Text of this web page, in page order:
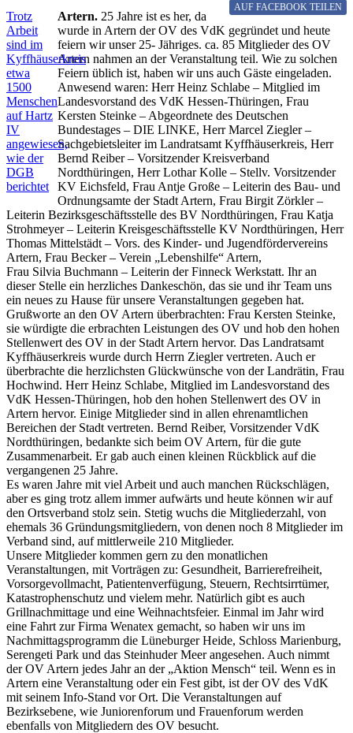
Trotz
Arbeit
sind im
Kyffhäuserkreis
etwa
1500
Menschen
auf Hartz
IV
angewiesen,
wie der
DGB
berichtet
AUF FACEBOOK TEILEN
Artern. 25 Jahre ist es her, da
wurde in Artern der OV des VdK gegründet und heute
feiern wir unser 25- Jähriges. ca. 85 Mitglieder des OV
Artern nahmen an der Veranstaltung teil. Wie zu solchen
Feiern üblich ist, haben wir uns auch Gäste eingeladen.
Anwesend waren: Herr Heinz Schlabe – Mitglied im
Landesvorstand des VdK Hessen-Thüringen, Frau
Kersten Steinke – Abgeordnete des Deutschen
Bundestages – DIE LINKE, Herr Marcel Ziegler –
Sachgebietsleiter im Landratsamt Kyffhäuserkreis, Herr
Bernd Reiber – Vorsitzender Kreisverband
Nordthüringen, Herr Lothar Kolle – Stellv. Vorsitzender
KV Eichsfeld, Frau Antje Große – Leiterin des Bau- und
Ordnungsamte der Stadt Artern, Frau Birgit Zörkler –
Leiterin Bezirksgeschäftsstelle des BV Nordthüringen, Frau Katja
Strohmeyer – Leiterin Kreisgeschäftsstelle KV Nordthüringen, Herr
Thomas Mittelstädt – Vors. des Kinder- und Jugendfördervereins
Artern, Frau Becker – Verein „Lebenshilfe“ Artern,
Frau Silvia Buchmann – Leiterin der Finneck Werkstatt. Ihr an
dieser Stelle ein herzliches Dankeschön, das sie und ihr Team uns
ein neues zu Hause für unsere Veranstaltungen gegeben hat.
Grußworte an den OV Artern überbrachten: Frau Kersten Steinke,
sie würdigte die erbrachten Leistungen des OV und hob den hohen
Stellenwert des OV in der Stadt Artern hervor. Das Landratsamt
Kyffhäuserkreis wurde durch Herrn Ziegler vertreten. Auch er
überbrachte die herzlichsten Glückwünsche von der Landrätin, Frau
Hochwind. Herr Heinz Schlabe, Mitglied im Landesvorstand des
VdK Hessen-Thüringen, hob den hohen Stellenwert des OV in
Artern hervor. Einige Mitglieder sind in allen ehrenamtlichen
Bereichen der Stadt vertreten. Bernd Reiber, Vorsitzender VdK
Nordthüringen, bedankte sich beim OV Artern, für die gute
Zusammenarbeit. Er gab auch einen kleinen Rückblick auf die
vergangenen 25 Jahre.
Es waren Jahre mit viel Arbeit und auch manchen Rückschlägen,
aber es ging trotz allem immer aufwärts und heute können wir auf
den Ortsverband stolz sein. Stetig wuchs die Mitgliederzahl, von
ehemals 36 Gründungsmitgliedern, von denen noch 8 Mitglieder im
Verband sind, auf mittlerweile 210 Mitglieder.
Unsere Mitglieder kommen gern zu den monatlichen
Veranstaltungen, mit Vorträgen zu: Gesundheit, Barrierefreiheit,
Vorsorgevollmacht, Patientenverfügung, Steuern, Rechtsirrtümer,
Katastrophenschutz und vielem mehr. Natürlich gibt es auch
Grillnachmittage und eine Weihnachtsfeier. Einmal im Jahr wird
eine Fahrt zur Firma Wenatex gemacht, so haben wir uns im
Nachmittagsprogramm die Lüneburger Heide, Schloss Marienburg,
Serengeti Park und das Steinhuder Meer angesehen. Auch nimmt
der OV Artern jedes Jahr an der „Aktion Mensch“ teil. Wenn es in
Artern eine Veranstaltung oder ein Fest gibt, ist der OV des VdK
mit seinem Info-Stand vor Ort. Die Veranstaltungen auf
Bezirksebene, wie Juniorenforum und Frauenforum werden
ebenfalls von Mitgliedern des OV besucht.